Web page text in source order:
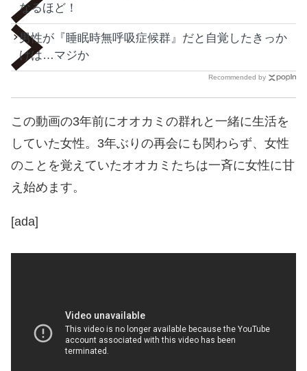
なるほど！
男性が『睡眠時無呼吸症候群』だと自覚したきっか
けは…マジか
Recommended by
この動画の3年前にオオカミの群れと一緒に生活を
していた女性。3年ぶりの再会にも関わらず、女性
のことを覚えていたオオカミたちは一斉に女性に甘
え始めます。
[ada]